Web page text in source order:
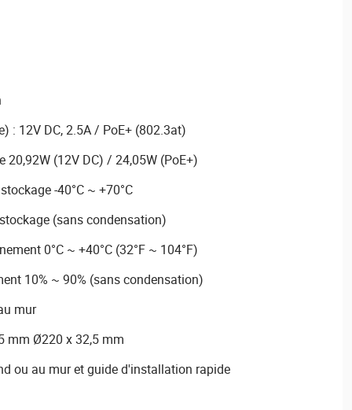
: 12V DC, 2.5A / PoE+ (802.3at)
(12V DC) / 24,05W (PoE+)
-40°C ~ +70°C
(sans condensation)
0°C ~ +40°C (32°F ~ 104°F)
10% ~ 90% (sans condensation)
mur
mm Ø220 x 32,5 mm
ou au mur et guide d'installation rapide